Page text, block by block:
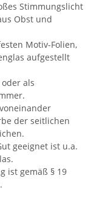
Stimmungslicht
Obst und
Motiv-Folien,
aufgestellt
als
der seitlichen
geeignet ist u.a.
ist gemäß § 19